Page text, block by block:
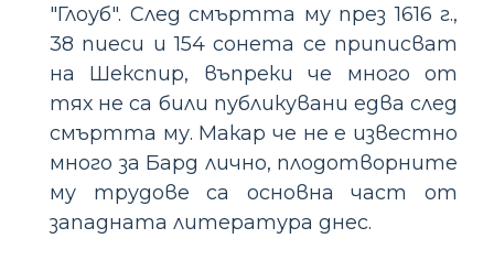
"Глоуб". След смъртта му през 1616 г.,
38 пиеси и 154 сонета се приписват
на Шекспир, въпреки че много от
тях не са били публикувани едва след
смъртта му. Макар че не е известно
много за Бард лично, плодотворните
му трудове са основна част от
западната литература днес.